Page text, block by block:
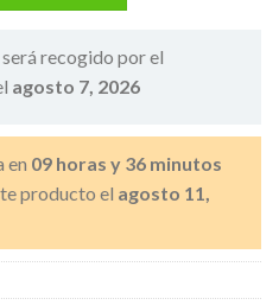
recogido por el
agosto 7, 2026
en 09 horas y 36 minutos
producto el agosto 11,